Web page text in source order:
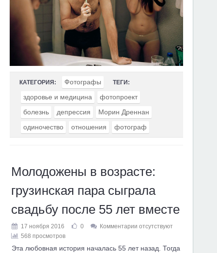
КАТЕГОРИЯ: Фотографы ТЕГИ:
здоровье и медицина
фотопроект
болезнь
депрессия
Морин Дреннан
одиночество
отношения фотограф
Молодожены в возрасте:
грузинская пара сыграла
свадьбу после 55 лет вместе
17 ноября 2016 0
Комментарии отсутствуют
568 просмотров
Эта любовная история началась 55 лет назад. Тогда